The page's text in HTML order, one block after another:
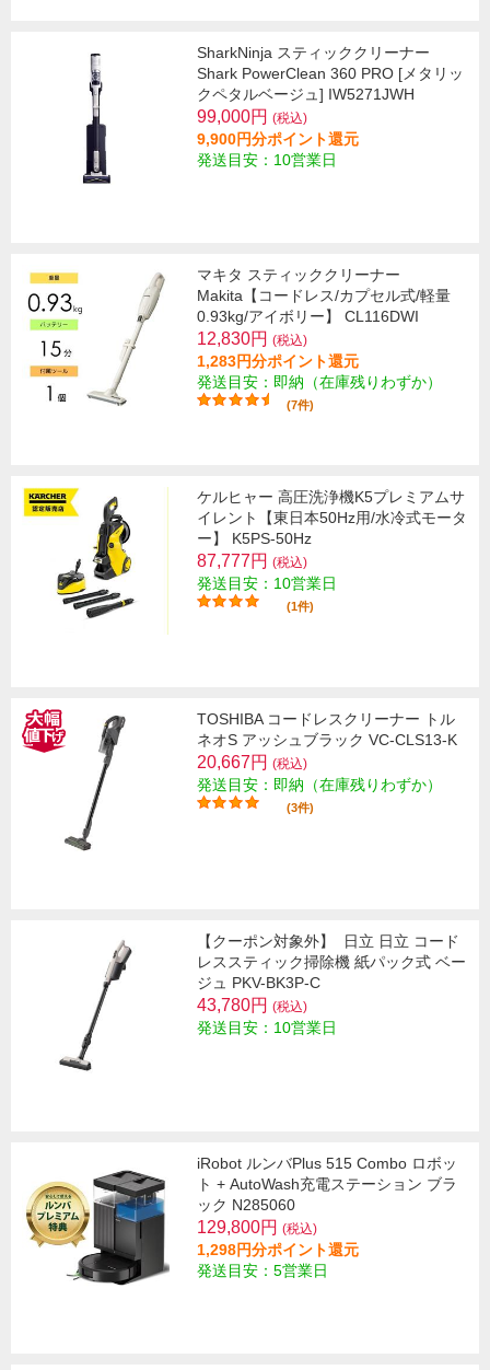
SharkNinja スティッククリーナー
Shark PowerClean 360 PRO [メタリッ
クペタルベージュ] IW5271JWH
99,000円 (税込)
9,900円分ポイント還元
発送目安：10営業日
マキタ スティッククリーナー
Makita【コードレス/カプセル式/軽量
0.93kg/アイボリー】 CL116DWI
12,830円 (税込)
1,283円分ポイント還元
発送目安：即納（在庫残りわずか）
(7件)
ケルヒャー 高圧洗浄機K5プレミアムサ
イレント【東日本50Hz用/水冷式モータ
ー】 K5PS-50Hz
87,777円 (税込)
発送目安：10営業日
(1件)
TOSHIBA コードレスクリーナー トル
ネオS アッシュブラック VC-CLS13-K
20,667円 (税込)
発送目安：即納（在庫残りわずか）
(3件)
【クーポン対象外】
日立 日立 コード
レススティック掃除機 紙パック式 ベー
ジュ PKV-BK3P-C
43,780円 (税込)
発送目安：10営業日
iRobot ルンバPlus 515 Combo ロボッ
ト + AutoWash充電ステーション ブラ
ック N285060
129,800円 (税込)
1,298円分ポイント還元
発送目安：5営業日